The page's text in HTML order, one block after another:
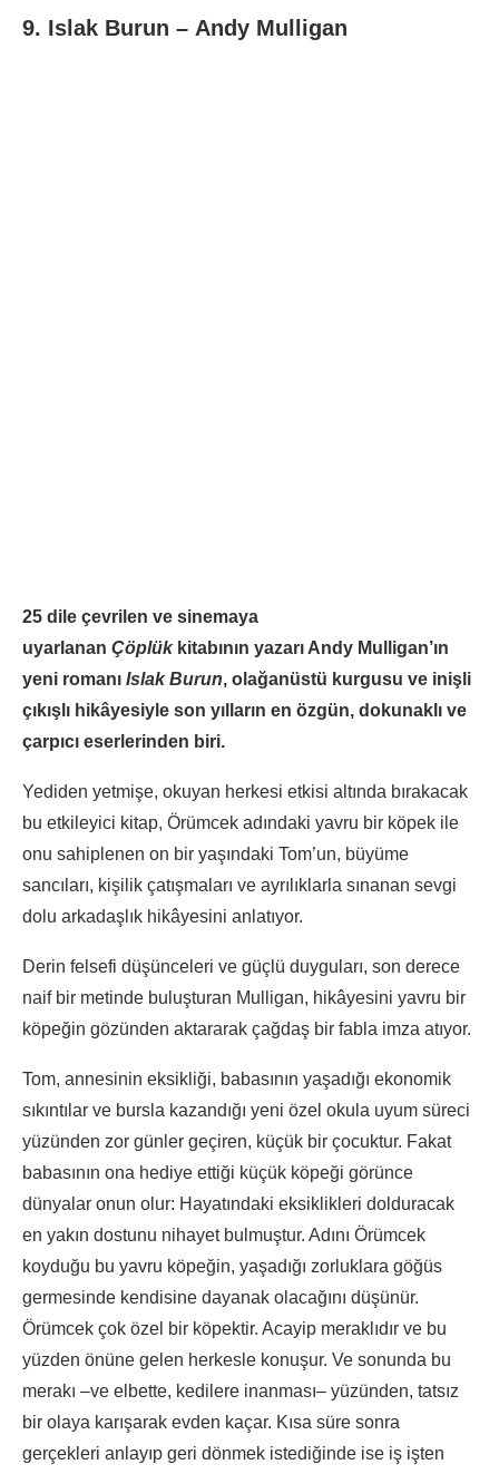
9. Islak Burun – Andy Mulligan
25 dile çevrilen ve sinemaya
uyarlanan Çöplükkitabının yazarı Andy Mulligan’ın
yeni romanı Islak Burun, olağanüstü kurgusu ve inişli
çıkışlı hikâyesiyle son yılların en özgün, dokunaklı ve
çarpıcı eserlerinden biri.
Yediden yetmişe, okuyan herkesi etkisi altında bırakacak
bu etkileyici kitap, Örümcek adındaki yavru bir köpek ile
onu sahiplenen on bir yaşındaki Tom’un, büyüme
sancıları, kişilik çatışmaları ve ayrılıklarla sınanan sevgi
dolu arkadaşlık hikâyesini anlatıyor.
Derin felsefi düşünceleri ve güçlü duyguları, son derece
naif bir metinde buluşturan Mulligan, hikâyesini yavru bir
köpeğin gözünden aktararak çağdaş bir fabla imza atıyor.
Tom, annesinin eksikliği, babasının yaşadığı ekonomik
sıkıntılar ve bursla kazandığı yeni özel okula uyum süreci
yüzünden zor günler geçiren, küçük bir çocuktur. Fakat
babasının ona hediye ettiği küçük köpeği görünce
dünyalar onun olur: Hayatındaki eksiklikleri dolduracak
en yakın dostunu nihayet bulmuştur. Adını Örümcek
koyduğu bu yavru köpeğin, yaşadığı zorluklara göğüs
germesinde kendisine dayanak olacağını düşünür.
Örümcek çok özel bir köpektir. Acayip meraklıdır ve bu
yüzden önüne gelen herkesle konuşur. Ve sonunda bu
merakı –ve elbette, kedilere inanması– yüzünden, tatsız
bir olaya karışarak evden kaçar. Kısa süre sonra
gerçekleri anlayıp geri dönmek istediğinde ise iş işten